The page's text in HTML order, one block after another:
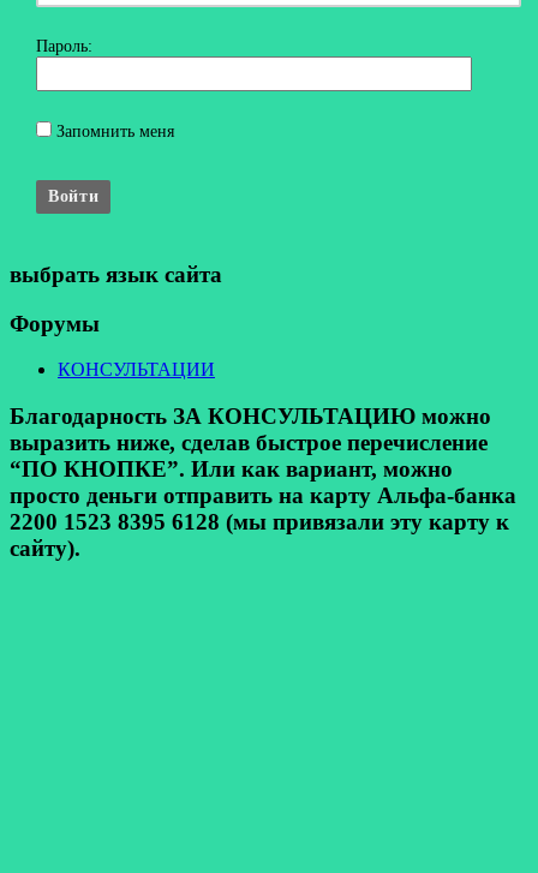
Пароль:
Запомнить меня
Войти
выбрать язык сайта
Форумы
КОНСУЛЬТАЦИИ
Благодарность ЗА КОНСУЛЬТАЦИЮ можно
выразить ниже, сделав быстрое перечисление
“ПО КНОПКЕ”. Или как вариант, можно
просто деньги отправить на карту Альфа-банка
2200 1523 8395 6128 (мы привязали эту карту к
сайту).